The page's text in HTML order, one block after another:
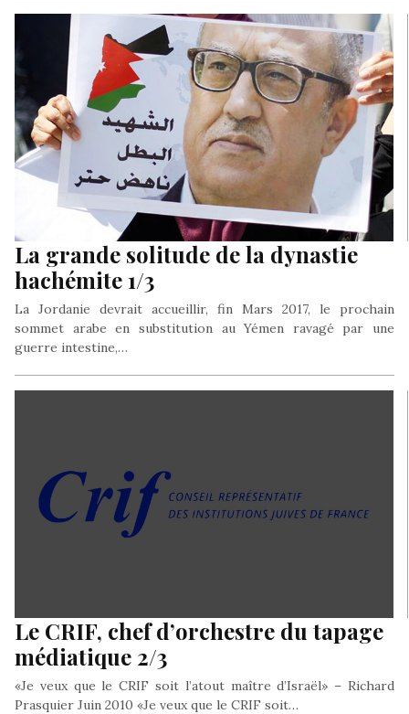
La grande solitude de la dynastie
hachémite 1/3
La Jordanie devrait accueillir, fin Mars 2017, le prochain
sommet arabe en substitution au Yémen ravagé par une
guerre intestine,…
Le CRIF, chef d’orchestre du tapage
médiatique 2/3
«Je veux que le CRIF soit l’atout maître d’Israël» – Richard
Prasquier Juin 2010 «Je veux que le CRIF soit…